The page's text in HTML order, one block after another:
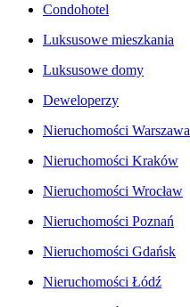
Condohotel
Luksusowe mieszkania
Luksusowe domy
Deweloperzy
Nieruchomości Warszawa
Nieruchomości Kraków
Nieruchomości Wrocław
Nieruchomości Poznań
Nieruchomości Gdańsk
Nieruchomości Łódź